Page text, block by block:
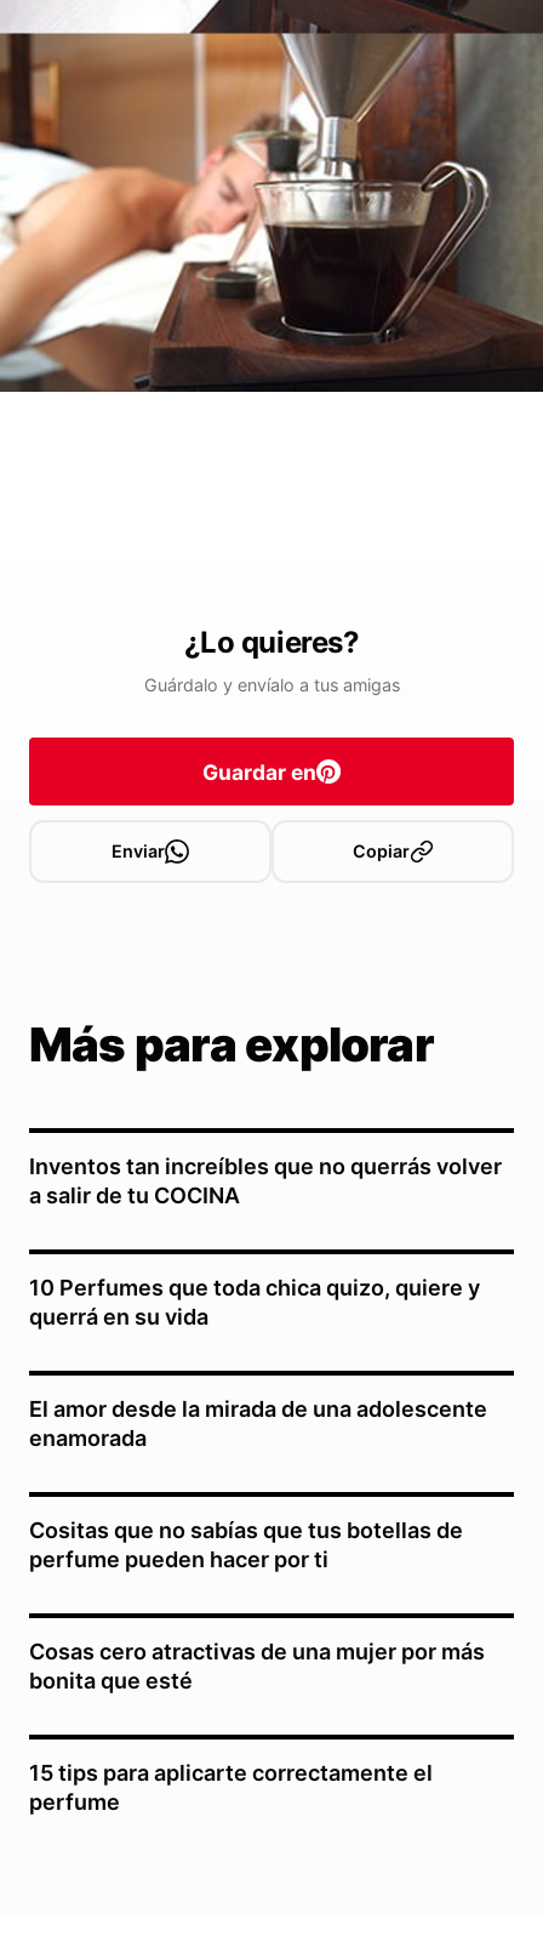
¿Lo quieres?
Guárdalo y envíalo a tus amigas
Guardar en
Enviar Copiar
Más para explorar
Inventos tan increíbles que no querrás volver
a salir de tu COCINA
10 Perfumes que toda chica quizo, quiere y
querrá en su vida
El amor desde la mirada de una adolescente
enamorada
Cositas que no sabías que tus botellas de
perfume pueden hacer por ti
Cosas cero atractivas de una mujer por más
bonita que esté
15 tips para aplicarte correctamente el
perfume